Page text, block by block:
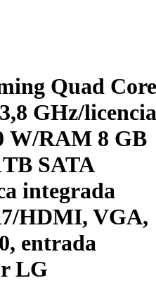
Quad Core
GHz/licencia
W/RAM 8 GB
SATA
integrada
HDMI, VGA,
entrada
LG